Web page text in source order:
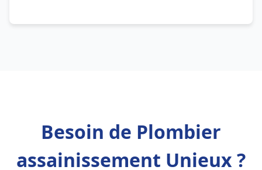
Besoin de Plombier
assainissement Unieux ?